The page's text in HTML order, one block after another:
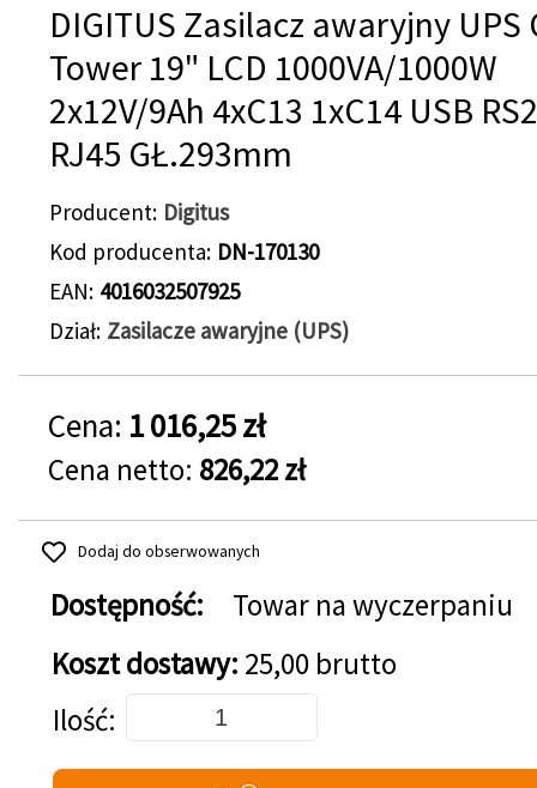
DIGITUS Zasilacz awaryjny UPS
Tower 19" LCD 1000VA/1000W
2x12V/9Ah 4xC13 1xC14 USB
RJ45 GŁ.293mm
Producent Digitus
Kod producenta DN-170130
EAN 4016032507925
Dział Zasilacze awaryjne (UPS)
Cena: 1 016,25 zł
Cena netto: 826,22 zł
Dodaj do obserwowanych
Dostępność:
Towar na wyczerpaniu
Koszt dostawy: 25,00 brutto
Dodaj do koszyka
Ilość